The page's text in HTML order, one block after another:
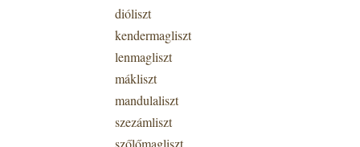
dióliszt
kendermagliszt
lenmagliszt
mákliszt
mandulaliszt
szezámliszt
szőlőmagliszt